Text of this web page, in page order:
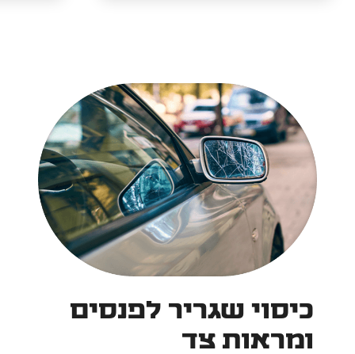
כיסוי שגריר לפנסים
ומראות צד